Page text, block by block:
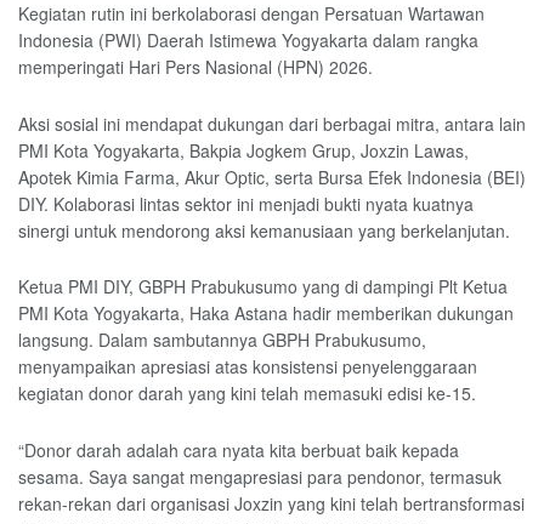
Kegiatan rutin ini berkolaborasi dengan Persatuan Wartawan
Indonesia (PWI) Daerah Istimewa Yogyakarta dalam rangka
memperingati Hari Pers Nasional (HPN) 2026.
Aksi sosial ini mendapat dukungan dari berbagai mitra, antara lain
PMI Kota Yogyakarta, Bakpia Jogkem Grup, Joxzin Lawas,
Apotek Kimia Farma, Akur Optic, serta Bursa Efek Indonesia (BEI)
DIY. Kolaborasi lintas sektor ini menjadi bukti nyata kuatnya
sinergi untuk mendorong aksi kemanusiaan yang berkelanjutan.
Ketua PMI DIY, GBPH Prabukusumo yang di dampingi Plt Ketua
PMI Kota Yogyakarta, Haka Astana hadir memberikan dukungan
langsung. Dalam sambutannya GBPH Prabukusumo,
menyampaikan apresiasi atas konsistensi penyelenggaraan
kegiatan donor darah yang kini telah memasuki edisi ke-15.
“Donor darah adalah cara nyata kita berbuat baik kepada
sesama. Saya sangat mengapresiasi para pendonor, termasuk
rekan-rekan dari organisasi Joxzin yang kini telah bertransformasi